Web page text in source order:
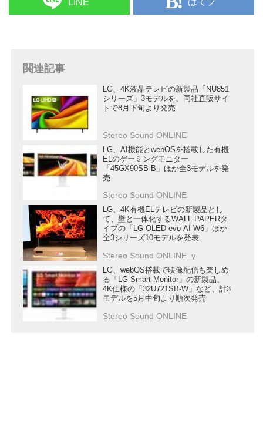
LINE
関連記事
LG、4K液晶テレビの新製品「NU851
シリーズ」3モデルを、同社直販サイ
トで8月下旬より発売
Stereo Sound ONLINE
LG、AI機能とwebOSを搭載した有機
ELのゲーミングモニター
「45GX90SB-B」ほか全3モデルを発
売
Stereo Sound ONLINE
LG、4K有機ELテレビの新製品とし
て、壁と一体化するWALL PAPERタ
イプの「LG OLED evo AI W6」ほか
全3シリーズ10モデルを発表
Stereo Sound ONLINE_y
LG、webOS搭載で映像配信も楽しめ
る「LG Smart Monitor」の新製品、
4K仕様の「32U721SB-W」など、計3
モデルを5月中旬より順次発売
Stereo Sound ONLINE